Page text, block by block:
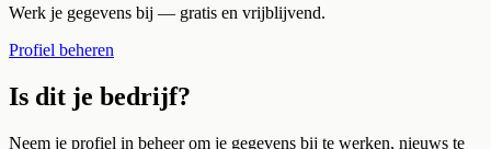
Werk je gegevens bij — gratis en vrijblijvend.
Profiel beheren
Is dit je bedrijf?
Neem je profiel in beheer om je gegevens bij te werken, nieuws te